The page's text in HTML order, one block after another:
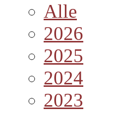
Alle
2026
2025
2024
2023